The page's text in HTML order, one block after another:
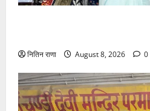
नितिन राणा August 8, 2026 0